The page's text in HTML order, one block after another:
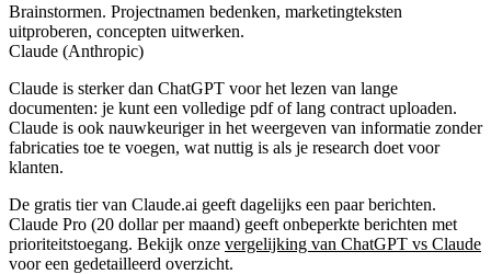
Brainstormen. Projectnamen bedenken, marketingteksten
uitproberen, concepten uitwerken.
Claude (Anthropic)
Claude is sterker dan ChatGPT voor het lezen van lange
documenten: je kunt een volledige pdf of lang contract uploaden.
Claude is ook nauwkeuriger in het weergeven van informatie zonder
fabricaties toe te voegen, wat nuttig is als je research doet voor
klanten.
De gratis tier van Claude.ai geeft dagelijks een paar berichten.
Claude Pro (20 dollar per maand) geeft onbeperkte berichten met
prioriteitstoegang. Bekijk onze vergelijking van ChatGPT vs Claude
voor een gedetailleerd overzicht.